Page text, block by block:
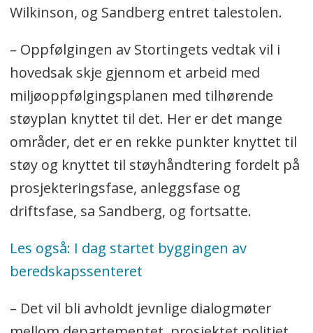
Wilkinson, og Sandberg entret talestolen.
– Oppfølgingen av Stortingets vedtak vil i
hovedsak skje gjennom et arbeid med
miljøoppfølgingsplanen med tilhørende
støyplan knyttet til det. Her er det mange
områder, det er en rekke punkter knyttet til
støy og knyttet til støyhåndtering fordelt på
prosjekteringsfase, anleggsfase og
driftsfase, sa Sandberg, og fortsatte.
Les også: I dag startet byggingen av
beredskapssenteret
– Det vil bli avholdt jevnlige dialogmøter